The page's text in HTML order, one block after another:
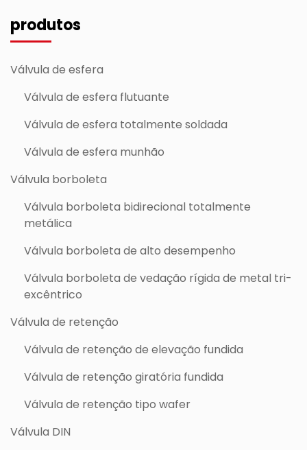
produtos
Válvula de esfera
Válvula de esfera flutuante
Válvula de esfera totalmente soldada
Válvula de esfera munhão
Válvula borboleta
Válvula borboleta bidirecional totalmente
metálica
Válvula borboleta de alto desempenho
Válvula borboleta de vedação rígida de metal tri-
excêntrico
Válvula de retenção
Válvula de retenção de elevação fundida
Válvula de retenção giratória fundida
Válvula de retenção tipo wafer
Válvula DIN